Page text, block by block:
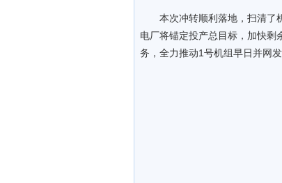
本次冲转顺利落地，扫清了
电厂将锚定投产总目标，加快剩
务，全力推动1号机组早日并网发